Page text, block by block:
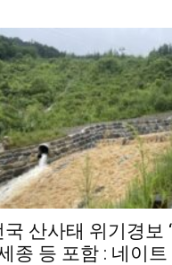
산사태 위기경보
종 등 포함 : 네이트